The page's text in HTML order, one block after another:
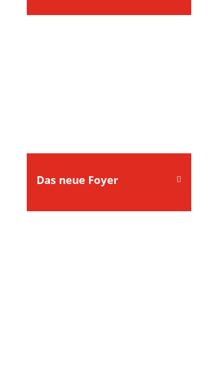
Das neue Foyer